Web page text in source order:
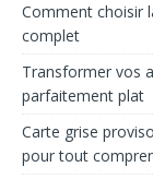
Comment choisir
complet
Transformer vos
parfaitement plat
Carte grise
pour tout